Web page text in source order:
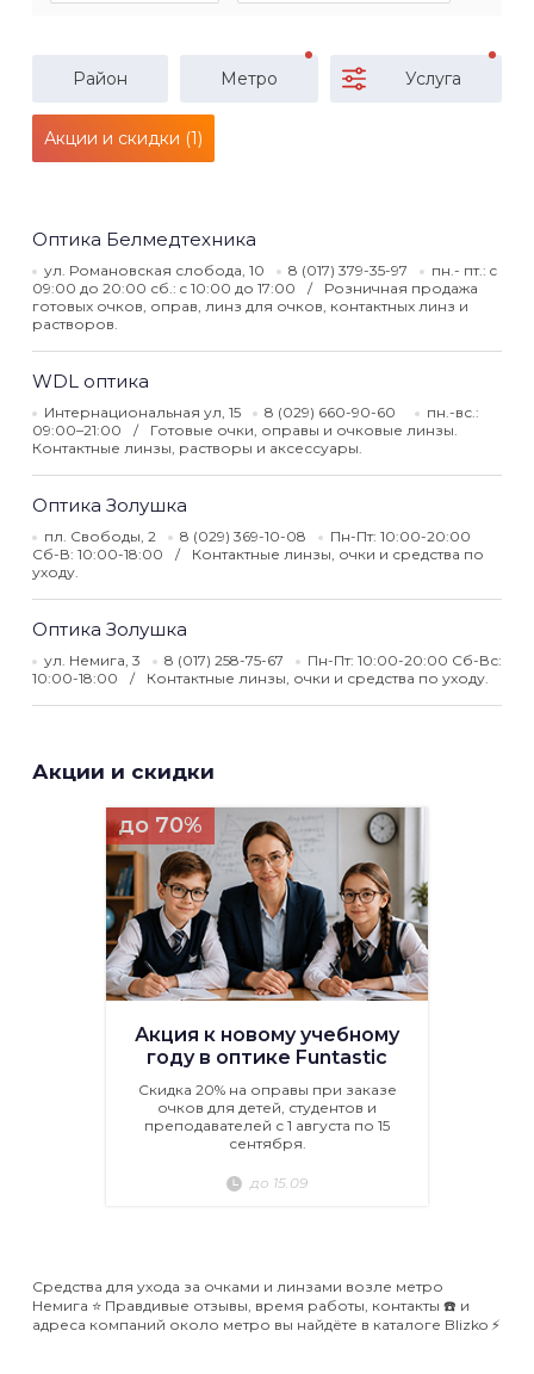
Район Метро Услуга
Акции и скидки (1)
Оптика Белмедтехника
ул. Романовская слобода, 10 8 (017) 379-35-97
пн.- пт.: c
09:00 до 20:00 сб.: c 10:00 до 17:00
Розничная продажа
готовых очков, оправ, линз для очков, контактных линз и
растворов.
WDL оптика
Интернациональная ул, 15 8 (029) 660-90-60
пн.-вс.:
09:00–21:00
Готовые очки, оправы и очковые линзы.
Контактные линзы, растворы и аксессуары.
Оптика Золушка
пл. Свободы, 2 8 (029) 369-10-08
Пн-Пт: 10:00-20:00
Сб-В: 10:00-18:00
Контактные линзы, очки и средства по
уходу.
Оптика Золушка
ул. Немига, 3 8 (017) 258-75-67
Пн-Пт: 10:00-20:00 Сб-Вс:
10:00-18:00
Контактные линзы, очки и средства по уходу.
Акции и скидки
до 70%
Акция к новому учебному
году в оптике Funtastic
Скидка 20% на оправы при заказе
очков для детей, студентов и
преподавателей с 1 августа по 15
сентября.
до 15.09
Средства для ухода за очками и линзами возле метро
Немига ⭐️ Правдивые отзывы, время работы, контакты ☎️ и
адреса компаний около метро вы найдёте в каталоге Blizko ⚡️